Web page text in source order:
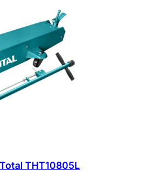
THT10805L